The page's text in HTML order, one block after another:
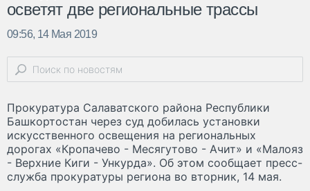
осветят две региональные трассы
09:56, 14 Мая 2019
Прокуратура Салаватского района Республики
Башкортостан через суд добилась установки
искусственного освещения на региональных
дорогах «Кропачево - Месягутово - Ачит» и «Малояз
- Верхние Киги - Ункурда». Об этом сообщает пресс-
служба прокуратуры региона во вторник, 14 мая.